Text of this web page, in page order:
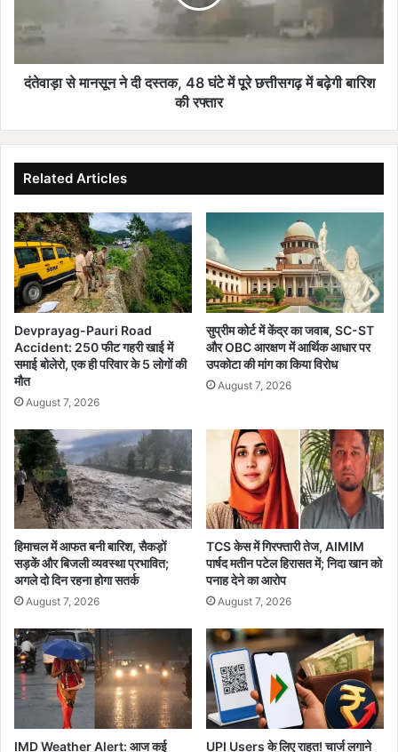
सिं
ह
-
ध
नु
प
ढै
य्या
का
प्र
व
जा
री
न
न
4
8
घं
टे
में
पू
रे
छ
त्ती
स
ग
ढ़
ब
ढ़े
गी
बा
रि
श
की
र
फ्ता
र
दंतेवाड़ा से मानसून ने दी दस्तक, 48 घंटे में पूरे छत्तीसगढ़ में बढ़ेगी बारिश
की रफ्तार
Related Articles
Devprayag-Pauri Road
Accident: 250 फीट गहरी खाई में
समाई बोलेरो, एक ही परिवार के 5 लोगों की
मौत
August 7, 2026
सुप्रीम कोर्ट में केंद्र का जवाब, SC-ST
और OBC आरक्षण में आर्थिक आधार पर
उपकोटा की मांग का किया विरोध
August 7, 2026
हिमाचल में आफत बनी बारिश, सैकड़ों
सड़कें और बिजली व्यवस्था प्रभावित;
अगले दो दिन रहना होगा सतर्क
August 7, 2026
TCS केस में गिरफ्तारी तेज, AIMIM
पार्षद मतीन पटेल हिरासत में; निदा खान को
पनाह देने का आरोप
August 7, 2026
IMD Weather Alert: आज कई
UPI Users के लिए राहत! चार्ज लगाने